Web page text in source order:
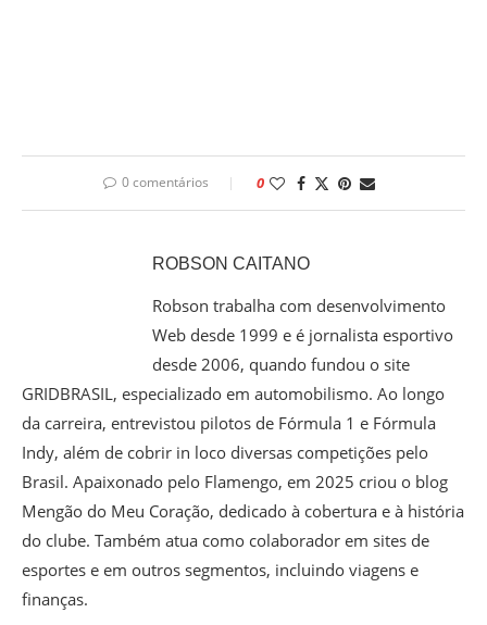
0 comentários 0
ROBSON CAITANO
Robson trabalha com desenvolvimento
Web desde 1999 e é jornalista esportivo
desde 2006, quando fundou o site
GRIDBRASIL, especializado em automobilismo. Ao longo
da carreira, entrevistou pilotos de Fórmula 1 e Fórmula
Indy, além de cobrir in loco diversas competições pelo
Brasil. Apaixonado pelo Flamengo, em 2025 criou o blog
Mengão do Meu Coração, dedicado à cobertura e à história
do clube. Também atua como colaborador em sites de
esportes e em outros segmentos, incluindo viagens e
finanças.